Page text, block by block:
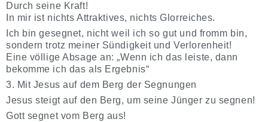
Durch seine Kraft!
In mir ist nichts Attraktives, nichts Glorreiches.
Ich bin gesegnet, nicht weil ich so gut und fromm bin,
sondern trotz meiner Sündigkeit und Verlorenheit!
Eine völlige Absage an: „Wenn ich das leiste, dann
bekomme ich das als Ergebnis“
3. Mit Jesus auf dem Berg der Segnungen
Jesus steigt auf den Berg, um seine Jünger zu segnen!
Gott segnet vom Berg aus!